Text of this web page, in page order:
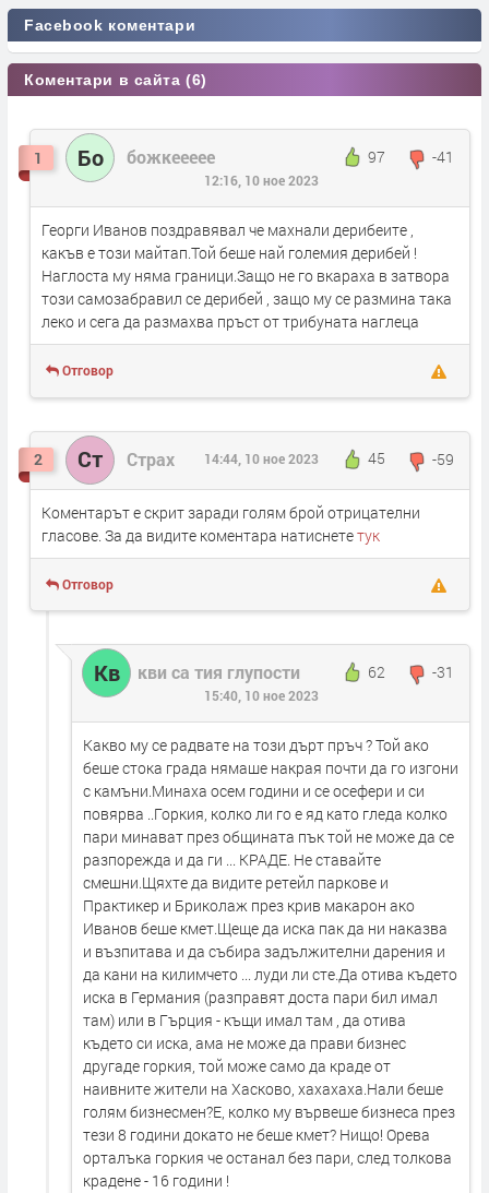
Facebook коментари
Коментари в сайта (6)
1 Бо божкеееее 97 -41
12:16, 10 ное 2023
Георги Иванов поздравявал че махнали дерибеите ,
какъв е този майтап.Той беше най големия дерибей !
Наглоста му няма граници.Защо не го вкараха в затвора
този самозабравил се дерибей , защо му се размина така
леко и сега да размахва пръст от трибуната наглеца
Отговор
2 Ст Страх 45 -59
14:44, 10 ное 2023
Коментарът е скрит заради голям брой отрицателни
гласове. За да видите коментара натиснететук
Отговор
Кв кви са тия глупости 62 -31
15:40, 10 ное 2023
Какво му се радвате на този дърт пръч ? Той ако
беше стока града нямаше накрая почти да го изгони
с камъни.Минаха осем години и се осефери и си
повярва ..Горкия, колко ли го е яд като гледа колко
пари минават през общината пък той не може да се
разпорежда и да ги ... КРАДЕ. Не ставайте
смешни.Щяхте да видите ретейл паркове и
Практикер и Бриколаж през крив макарон ако
Иванов беше кмет.Щеще да иска пак да ни наказва
и възпитава и да събира задължителни дарения и
да кани на килимчето ... луди ли сте.Да отива където
иска в Германия (разправят доста пари бил имал
там) или в Гърция - къщи имал там , да отива
където си иска, ама не може да прави бизнес
другаде горкия, той може само да краде от
наивните жители на Хасково, хахахаха.Нали беше
голям бизнесмен?Е, колко му вървеше бизнеса през
тези 8 години докато не беше кмет? Нищо! Орева
орталъка горкия че останал без пари, след толкова
крадене - 16 години !